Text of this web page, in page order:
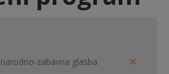
zabavna glasba